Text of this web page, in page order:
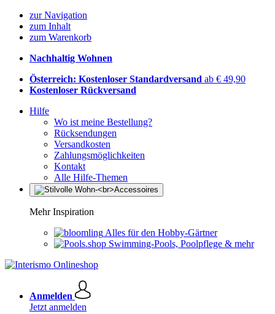
zur Navigation
zum Inhalt
zum Warenkorb
Nachhaltig Wohnen
Österreich: Kostenloser Standardversand ab € 49,90
Kostenloser Rückversand
Hilfe
Wo ist meine Bestellung?
Rücksendungen
Versandkosten
Zahlungsmöglichkeiten
Kontakt
Alle Hilfe-Themen
Mehr Inspiration
Alles für den Hobby-Gärtner
Swimming-Pools, Poolpflege & mehr
Anmelden
Jetzt anmelden